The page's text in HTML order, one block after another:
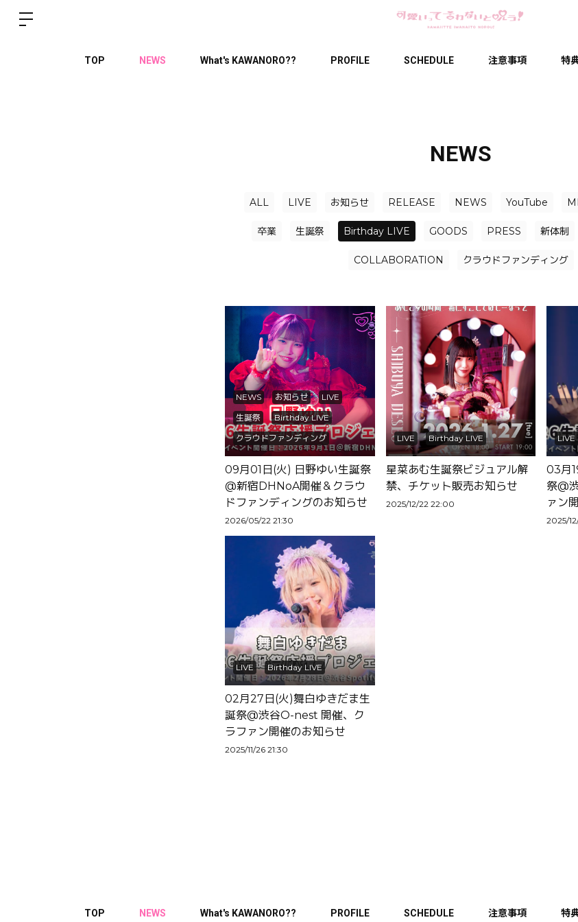
TOP NEWS What's KAWANORO?? PROFILE SCHEDULE 注意事項 特
NEWS
ALL LIVE お知らせ RELEASE NEWS YouTube
卒業 生誕祭 Birthday LIVE GOODS PRESS 新体制
COLLABORATION クラウドファンディング
NEWS お知らせ
LIVE
生誕祭
Birthday LIVE
クラウドファンディング
09月01日(火) 日野ゆい生誕祭
@新宿DHNoA開催＆クラウ
ドファンディングのお知らせ
2026/05/22 21:30
LIVE Birthday LIVE
星菜あむ生誕祭ビジュアル解
禁、チケット販売お知らせ
2025/12/22 22:00
LIVE
03月
祭@
ァン
2025/
LIVE Birthday LIVE
02月27日(火)舞白ゆきだま生
誕祭@渋谷O-nest 開催、ク
ラファン開催のお知らせ
2025/11/26 21:30
TOP NEWS What's KAWANORO?? PROFILE SCHEDULE 注意事項 特